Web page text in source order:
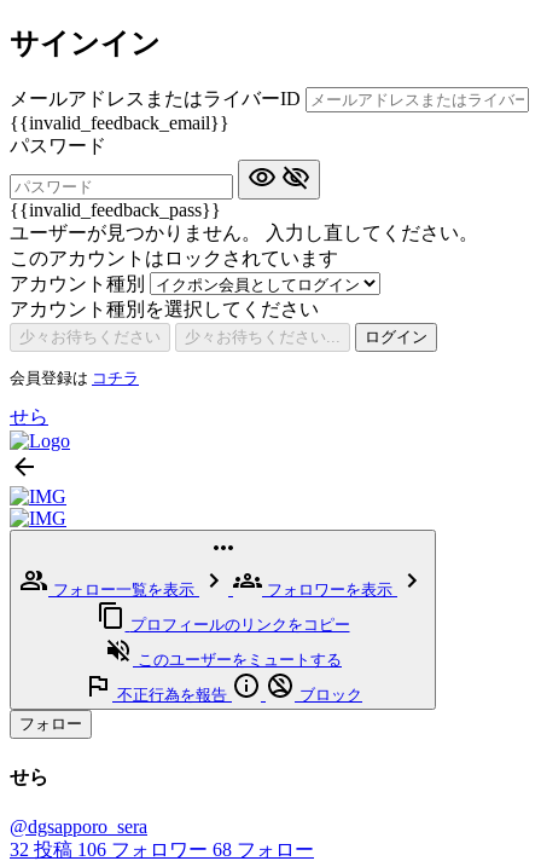
サインイン
メールアドレスまたはライバーID
{{invalid_feedback_email}}
パスワード
{{invalid_feedback_pass}}
ユーザーが見つかりません。 入力し直してください。
このアカウントはロックされています
アカウント種別
アカウント種別を選択してください
少々お待ちください 少々お待ちください... ログイン
会員登録は コチラ
せら
フォロー一覧を表示
フォロワーを表示
プロフィールのリンクをコピー
このユーザーをミュートする
不正行為を報告
ブロック
フォロー
せら
@dgsapporo_sera
32 投稿 106 フォロワー 68 フォロー